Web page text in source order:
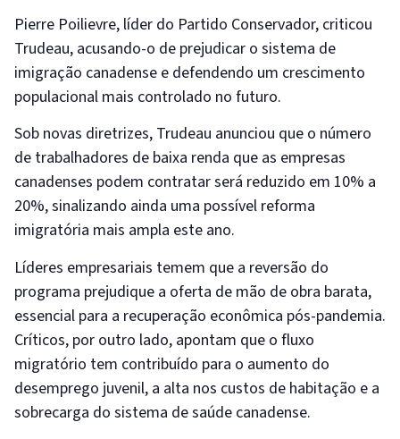
Pierre Poilievre, líder do Partido Conservador, criticou
Trudeau, acusando-o de prejudicar o sistema de
imigração canadense e defendendo um crescimento
populacional mais controlado no futuro.
Sob novas diretrizes, Trudeau anunciou que o número
de trabalhadores de baixa renda que as empresas
canadenses podem contratar será reduzido em 10% a
20%, sinalizando ainda uma possível reforma
imigratória mais ampla este ano.
Líderes empresariais temem que a reversão do
programa prejudique a oferta de mão de obra barata,
essencial para a recuperação econômica pós-pandemia.
Críticos, por outro lado, apontam que o fluxo
migratório tem contribuído para o aumento do
desemprego juvenil, a alta nos custos de habitação e a
sobrecarga do sistema de saúde canadense.